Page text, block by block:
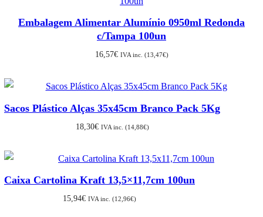
Embalagem Alimentar Alumínio 0950ml Redonda
c/Tampa 100un
16,57€ IVA inc. (13,47€)
Sacos Plástico Alças 35x45cm Branco Pack 5Kg
18,30€ IVA inc. (14,88€)
Caixa Cartolina Kraft 13,5×11,7cm 100un
15,94€ IVA inc. (12,96€)